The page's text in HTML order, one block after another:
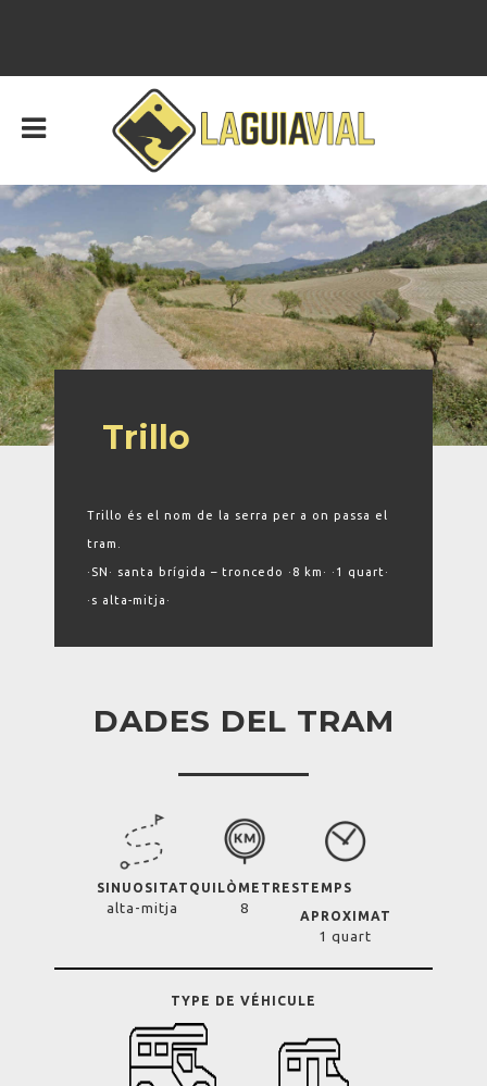
Trillo
Trillo és el nom de la serra per a on passa el
tram.
·SN· santa brígida – troncedo ·8 km· ·1 quart·
·s alta-mitja·
DADES DEL TRAM
SINUOSITAT
alta-mitja
QUILÒMETRES
8
TEMPS
APROXIMAT
1 quart
TYPE DE VÉHICULE